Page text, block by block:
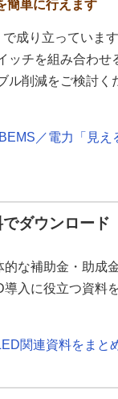
簡単に行えます
成り立っています
ッチを組み合わせ
ル削減をご検討く
／電力「見え
ダウンロード
的な補助金・助成
導入に役立つ資料
関連資料をまと